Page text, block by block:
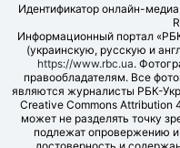
Идентификатор онлайн-
Информационный портал
(украинскую, русскую и
https://www.rbc.ua.
правообладателям. Все
являются журналисты РБК-
Creative Commons Attribution
может не разделять точку
подлежат опровержению